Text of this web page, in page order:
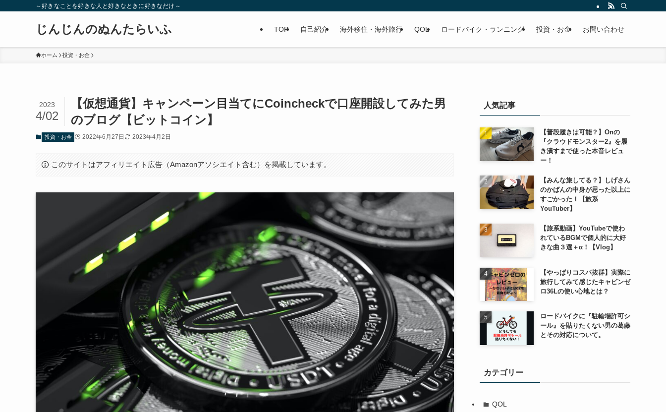
～好きなことを好きな人と好きなときに好きなだけ～
じんじんのぬんたらいふ TOP 自己紹介 海外移住・海外旅行 QOL ロードバイク・ランニング 投資・お金 お問い合わせ
ホーム 投資・お金
【仮想通貨】キャンペーン目当てにCoincheckで口座開設してみた男
のブログ【ビットコイン】
2023
4/02
投資・お金 2022年6月27日 2023年4月2日
このサイトはアフィリエイト広告（Amazonアソシエイト含む）を掲載しています。
人気記事
【普段履きは可能？】Onの
『クラウドモンスター2』を履
き潰すまで使った本音レビュ
ー！
【みんな旅してる？】しげさん
のかばんの中身が思った以上に
すごかった！【旅系
YouTuber】
【旅系動画】YouTubeで使わ
れているBGMで個人的に大好
きな曲３選＋α！【Vlog】
【やっぱりコスパ抜群】実際に
旅行してみて感じたキャビンゼ
ロ36Lの使い心地とは？
ロードバイクに『駐輪場許可シ
ール』を貼りたくない男の葛藤
とその対応について。
カテゴリー
QOL